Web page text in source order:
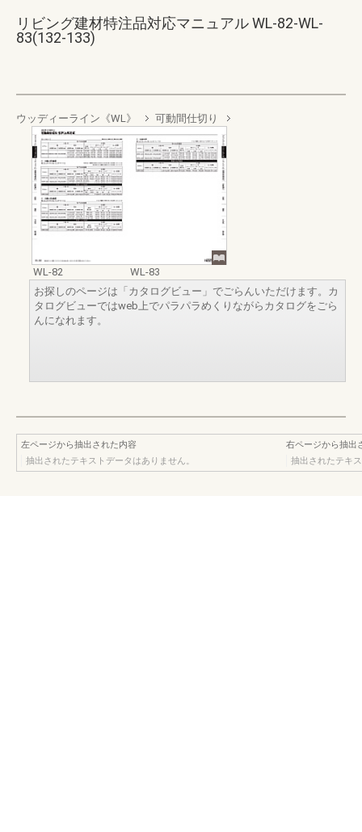
リビング建材特注品対応マニュアル WL-82-WL-
83(132-133)
ウッディーライン《WL》 可動間仕切り
WL-82
WL-83
お探しのページは「カタログビュー」でごらんいただけます。カ
タログビューではweb上でパラパラめくりながらカタログをごら
んになれます。
左ページから抽出された内容
抽出されたテキストデータはありません。
右ページから抽出
抽出されたテキ